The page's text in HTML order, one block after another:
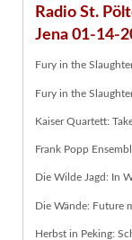
Radio St.
Jena 01-14-
Fury in the
Fury in the
Kaiser Quartett:
Frank Popp
Die Wilde Jagd: In
Die Wände: Future
Herbst in Peking: